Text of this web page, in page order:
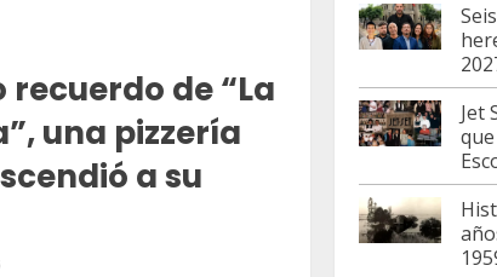
recuerdo de “La
una pizzería
a su
Jet